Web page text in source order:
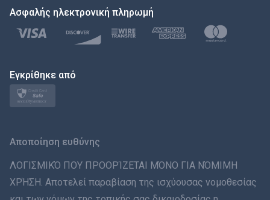
Türkçe
Polski
日本
ภาษาไทย
Ασφαλής ηλεκτρονική πληρωμή
Εγκρίθηκε από
Αποποίηση ευθύνης
ΛΟΓΙΣΜΙΚΌ ΠΟΥ ΠΡΟΟΡΊΖΕΤΑΙ ΜΌΝΟ ΓΙΑ ΝΌΜΙΜΗ
ΧΡΉΣΗ. Αποτελεί παραβίαση της ισχύουσας νομοθεσίας